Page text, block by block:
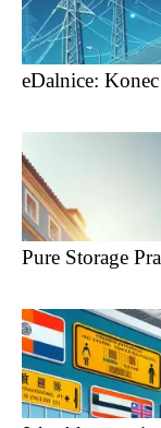
eDalnice:
Pure Storage